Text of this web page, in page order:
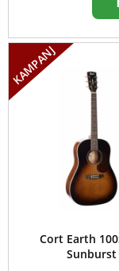
Cort Earth
Sunburst